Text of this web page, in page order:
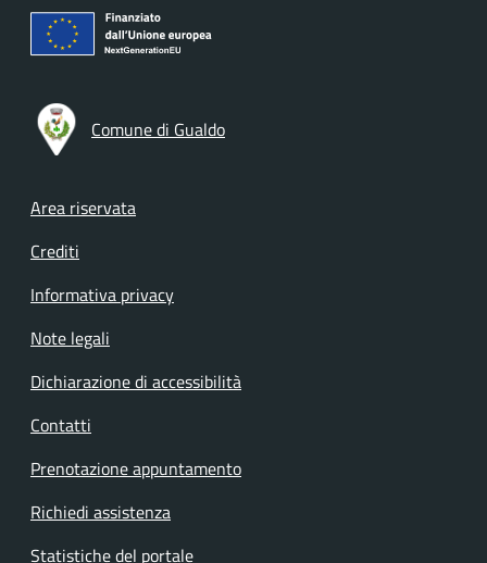
Comune di Gualdo
Footer menu
Area riservata
Crediti
Informativa privacy
Note legali
Dichiarazione di accessibilità
Contatti
Prenotazione appuntamento
Richiedi assistenza
Statistiche del portale